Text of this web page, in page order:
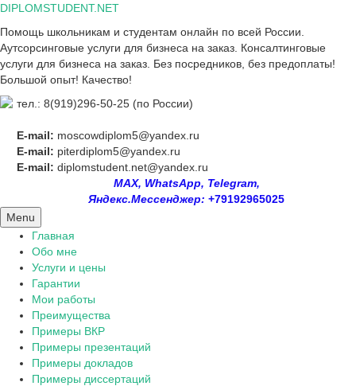
Skip
content
DIPLOMSTUDENT.NET
Помощь школьникам и студентам онлайн по всей России.
Аутсорсинговые услуги для бизнеса на заказ. Консалтинговые
услуги для бизнеса на заказ. Без посредников, без предоплаты!
Большой опыт! Качество!
тел.: 8(919)296-50-25 (по России)
E-mail: moscowdiplom5@yandex.ru
E-mail: piterdiplom5@yandex.ru
E-mail: diplomstudent.net@yandex.ru
MAX, WhatsApp, Telegram,
Яндекс.Мессенджер: +79192965025
Menu
Главная
Обо мне
Услуги и цены
Гарантии
Мои работы
Преимущества
Примеры ВКР
Примеры презентаций
Примеры докладов
Примеры диссертаций